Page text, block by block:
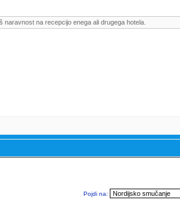
na recepcijo enega ali drugega hotela.
Pojdi na: